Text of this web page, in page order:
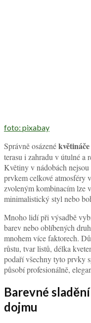
foto: pixabay
Správně osázené
terasu i zahradu v útulné a
Květiny v nádobách
prvkem celkové atmosféry
zvoleným kombinacím lze
minimalistický styl nebo
Mnoho lidí při výsadbě
barev nebo oblíbených
mnohem více faktorech.
růstu, tvar listů, délka
podaří všechny tyto prvky
působí profesionálně,
Barevné
dojmu